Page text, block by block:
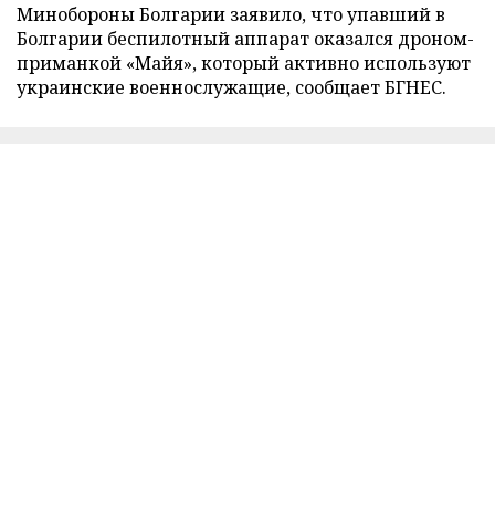
Минобороны Болгарии заявило, что упавший в
Болгарии беспилотный аппарат оказался дроном-
приманкой «Майя», который активно используют
украинские военнослужащие, сообщает БГНЕС.